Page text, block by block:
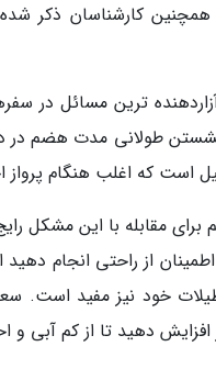
کارشناسان ذکر
ترین مسائل در
طولانی مدت هضم در
است که اغلب هنگام
برای مقابله با این مشکل
از راحتی انجام